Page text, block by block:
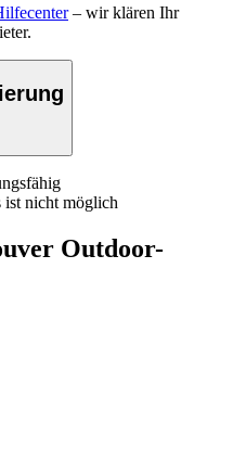
– wir klären Ihr
ist nicht möglich
Outdoor-